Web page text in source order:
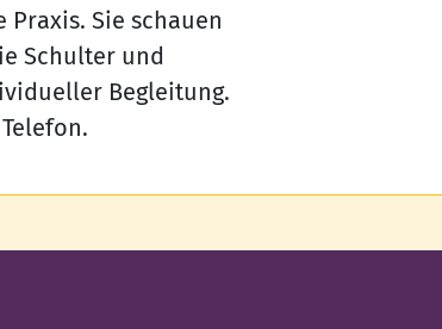
Sie schauen
Schulter und
Begleitung.